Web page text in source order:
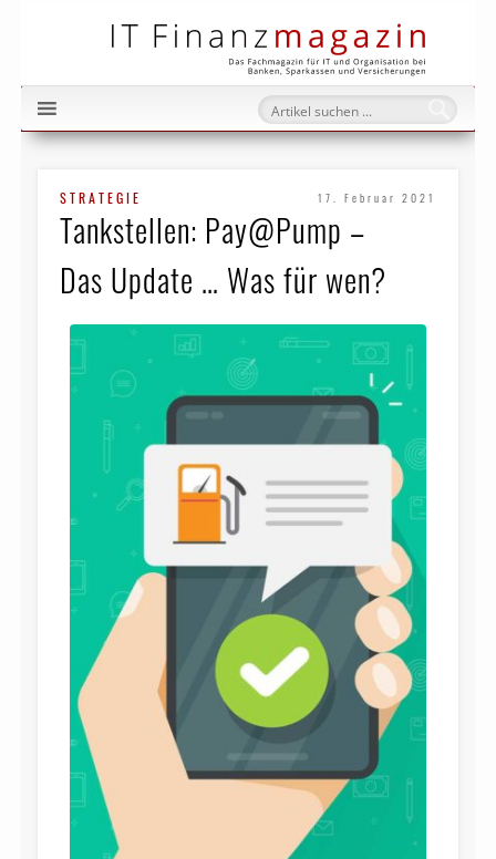
STRATEGIE 17. Februar 2021
Tankstellen: Pay@Pump –
Das Update … Was für wen?